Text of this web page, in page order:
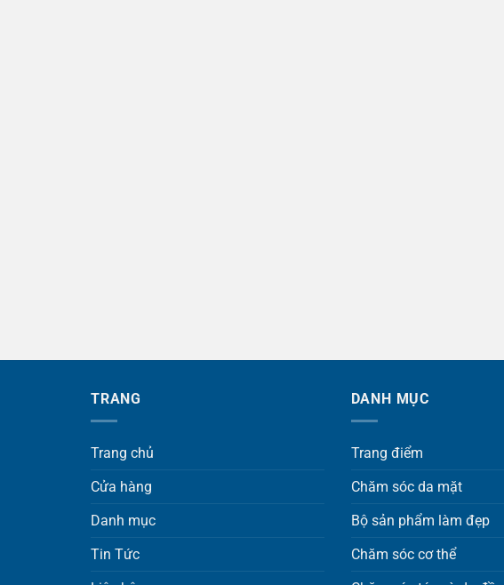
TRANG
Trang chủ
Cửa hàng
Danh mục
Tin Tức
DANH MỤC
Trang điểm
Chăm sóc da mặt
Bộ sản phẩm làm đẹp
Chăm sóc cơ thể